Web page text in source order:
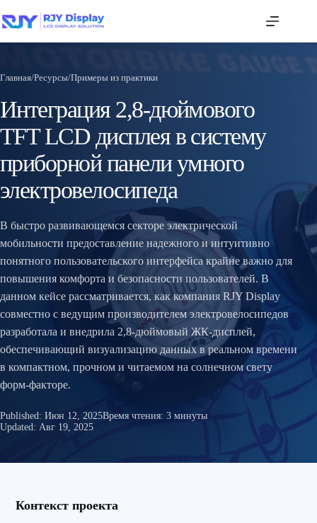
Главная/Ресурсы/Примеры из практики
Интеграция 2,8-дюймового
TFT LCD дисплея в систему
приборной панели умного
электровелосипеда
В быстро развивающемся секторе электрической
мобильности предоставление надежного и интуитивно
понятного пользовательского интерфейса крайне важно для
повышения комфорта и безопасности пользователей. В
данном кейсе рассматривается, как компания RJY Display
совместно с ведущим производителем электровелосипедов
разработала и внедрила 2,8-дюймовый ЖК-дисплей,
обеспечивающий визуализацию данных в реальном времени
в компактном, прочном и читаемом на солнечном свету
форм-факторе.
Published: Июн 12, 2025Время чтения: 3 минуты
Updated: Авг 19, 2025
Контекст проекта